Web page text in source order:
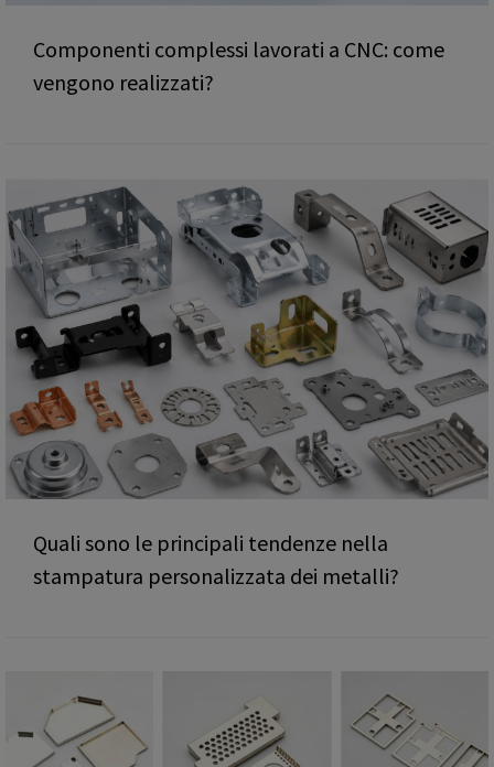
Componenti complessi lavorati a CNC: come
vengono realizzati?
Quali sono le principali tendenze nella
stampatura personalizzata dei metalli?